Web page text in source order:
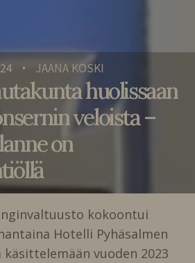
• JAANA KOSKI
huolissaan
veloista –
on
kokoontui
Hotelli Pyhäsalmen
käsittelemään vuoden 2023